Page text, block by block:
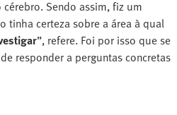
Sendo assim, fiz um
tinha certeza sobre a área à qual
”, refere. Foi por isso que se
responder a perguntas concretas